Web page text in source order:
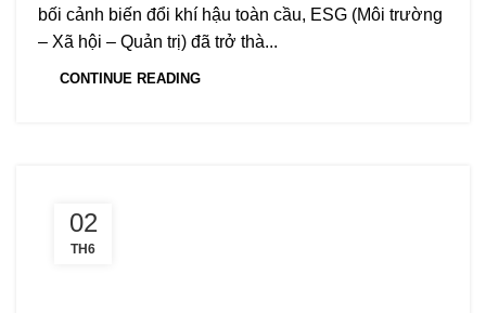
bối cảnh biến đổi khí hậu toàn cầu, ESG (Môi trường
– Xã hội – Quản trị) đã trở thà...
CONTINUE READING
02
TH6